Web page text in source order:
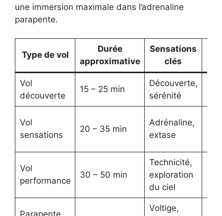
une immersion maximale dans l’adrenaline
parapente.
Type de vol
Durée
approximative
Sensations
clés
Vol
découverte
15 – 25 min
Découverte,
sérénité
Vol
sensations
20 – 35 min
Adrénaline,
extase
Vol
performance
30 – 50 min
Technicité,
exploration
du ciel
Voltige,